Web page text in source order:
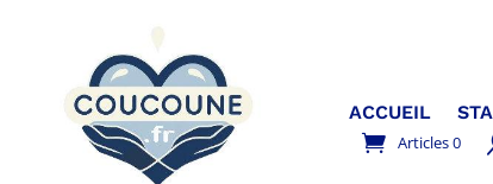
ACCUEIL
Articles 0